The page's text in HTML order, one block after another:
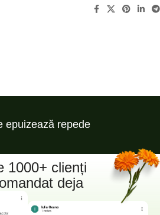
epuizează repede
1000+ clienți
deja